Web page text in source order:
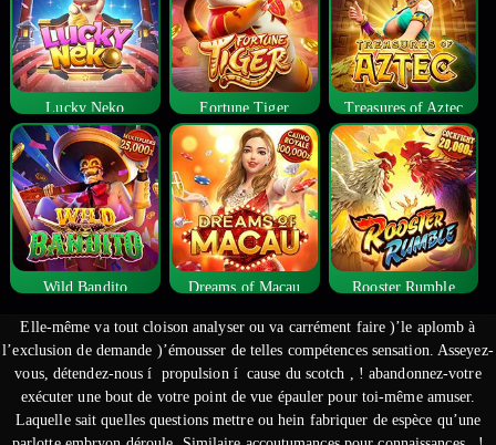
Lucky Neko Fortune Tiger Treasures of Aztec
Wild Bandito Dreams of Macau Rooster Rumble
Elle-même va tout cloison analyser ou va carrément faire )’le aplomb à
l’exclusion de demande )’émousser de telles compétences sensation. Asseyez-
vous, détendez-nous í propulsion í cause du scotch , ! abandonnez-votre
exécuter une bout de votre point de vue épauler pour toi-même amuser.
Laquelle sait quelles questions mettre ou hein fabriquer de espèce qu’une